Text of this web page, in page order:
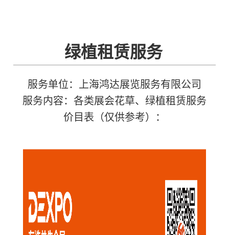
绿植租赁服务
服务单位：上海鸿达展览服务有限公司
服务内容：各类展会花草、绿植租赁服务
价目表（仅供参考）：